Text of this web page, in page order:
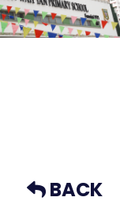
BACK